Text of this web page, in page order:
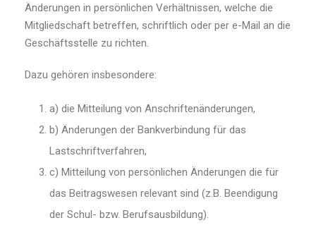
Änderungen in persönlichen Verhältnissen, welche die
Mitgliedschaft betreffen, schriftlich oder per e-Mail an die
Geschäftsstelle zu richten.
Dazu gehören insbesondere:
a) die Mitteilung von Anschriftenänderungen,
b) Änderungen der Bankverbindung für das
Lastschriftverfahren,
c) Mitteilung von persönlichen Änderungen die für
das Beitragswesen relevant sind (z.B. Beendigung
der Schul- bzw. Berufsausbildung).